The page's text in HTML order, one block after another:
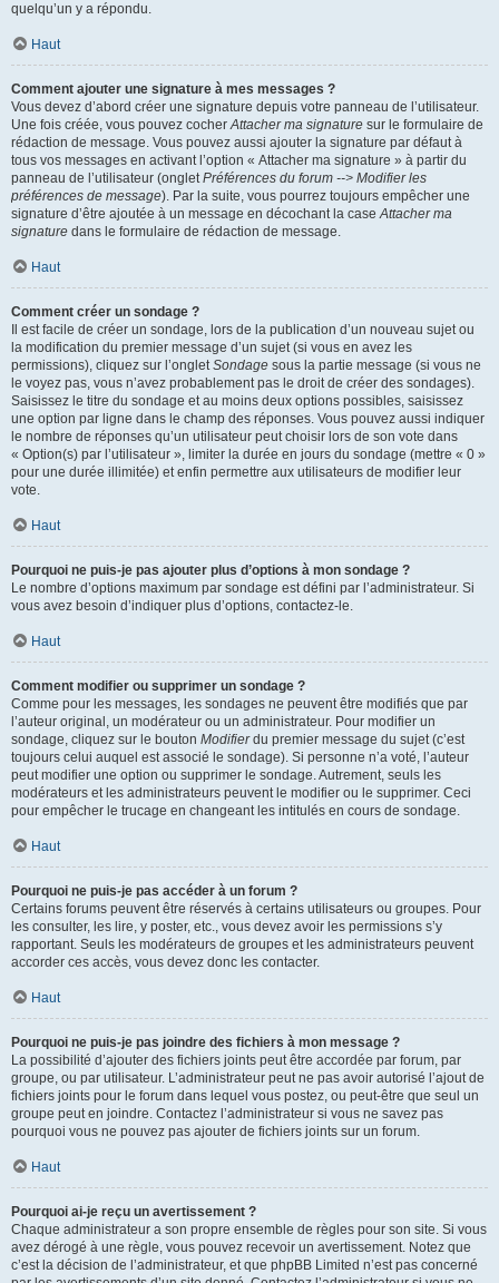
quelqu’un y a répondu.
Haut
Comment ajouter une signature à mes messages ?
Vous devez d’abord créer une signature depuis votre panneau de l’utilisateur.
Une fois créée, vous pouvez cocherAttacher ma signature sur le formulaire de
rédaction de message. Vous pouvez aussi ajouter la signature par défaut à
tous vos messages en activant l’option « Attacher ma signature » à partir du
panneau de l’utilisateur (ongletPréférences du forum --> Modifier les
préférences de message). Par la suite, vous pourrez toujours empêcher une
signature d’être ajoutée à un message en décochant la caseAttacher ma
signature dans le formulaire de rédaction de message.
Haut
Comment créer un sondage ?
Il est facile de créer un sondage, lors de la publication d’un nouveau sujet ou
la modification du premier message d’un sujet (si vous en avez les
permissions), cliquez sur l’ongletSondage sous la partie message (si vous ne
le voyez pas, vous n’avez probablement pas le droit de créer des sondages).
Saisissez le titre du sondage et au moins deux options possibles, saisissez
une option par ligne dans le champ des réponses. Vous pouvez aussi indiquer
le nombre de réponses qu’un utilisateur peut choisir lors de son vote dans
« Option(s) par l’utilisateur », limiter la durée en jours du sondage (mettre « 0 »
pour une durée illimitée) et enfin permettre aux utilisateurs de modifier leur
vote.
Haut
Pourquoi ne puis-je pas ajouter plus d’options à mon sondage ?
Le nombre d’options maximum par sondage est défini par l’administrateur. Si
vous avez besoin d’indiquer plus d’options, contactez-le.
Haut
Comment modifier ou supprimer un sondage ?
Comme pour les messages, les sondages ne peuvent être modifiés que par
l’auteur original, un modérateur ou un administrateur. Pour modifier un
sondage, cliquez sur le bouton Modifierdu premier message du sujet (c’est
toujours celui auquel est associé le sondage). Si personne n’a voté, l’auteur
peut modifier une option ou supprimer le sondage. Autrement, seuls les
modérateurs et les administrateurs peuvent le modifier ou le supprimer. Ceci
pour empêcher le trucage en changeant les intitulés en cours de sondage.
Haut
Pourquoi ne puis-je pas accéder à un forum ?
Certains forums peuvent être réservés à certains utilisateurs ou groupes. Pour
les consulter, les lire, y poster, etc., vous devez avoir les permissions s’y
rapportant. Seuls les modérateurs de groupes et les administrateurs peuvent
accorder ces accès, vous devez donc les contacter.
Haut
Pourquoi ne puis-je pas joindre des fichiers à mon message ?
La possibilité d’ajouter des fichiers joints peut être accordée par forum, par
groupe, ou par utilisateur. L’administrateur peut ne pas avoir autorisé l’ajout de
fichiers joints pour le forum dans lequel vous postez, ou peut-être que seul un
groupe peut en joindre. Contactez l’administrateur si vous ne savez pas
pourquoi vous ne pouvez pas ajouter de fichiers joints sur un forum.
Haut
Pourquoi ai-je reçu un avertissement ?
Chaque administrateur a son propre ensemble de règles pour son site. Si vous
avez dérogé à une règle, vous pouvez recevoir un avertissement. Notez que
c’est la décision de l’administrateur, et que phpBB Limited n’est pas concerné